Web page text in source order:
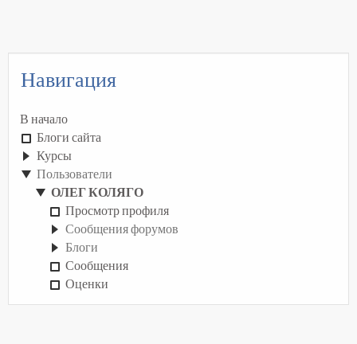
Навигация
В начало
Блоги сайта
Курсы
Пользователи
ОЛЕГ КОЛЯГО
Просмотр профиля
Сообщения форумов
Блоги
Сообщения
Оценки